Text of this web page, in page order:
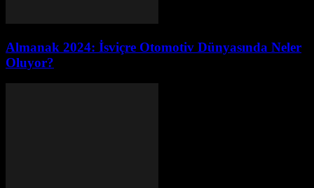
Almanak 2024: İsviçre Otomotiv Dünyasında Neler
Oluyor?